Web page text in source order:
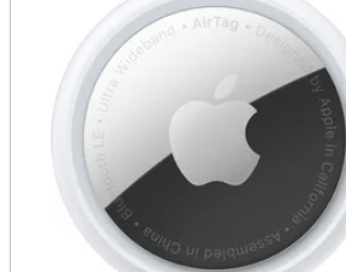
Biroja piederumi
Telefoni, planšetdatori
Telefoni un aksesuāri
Planšetdatori un aksesuāri
Piederumi